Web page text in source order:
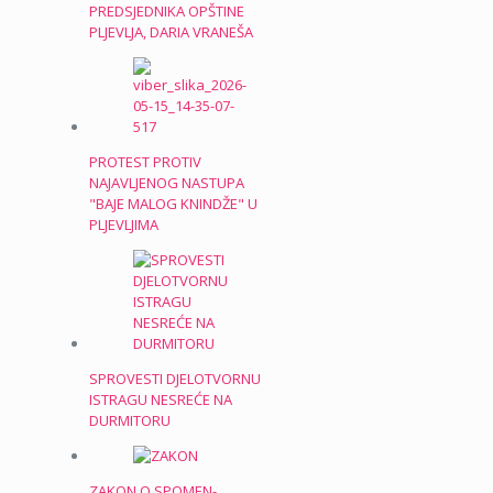
PREDSJEDNIKA OPŠTINE
PLJEVLJA, DARIA VRANEŠA
PROTEST PROTIV
NAJAVLJENOG NASTUPA
"BAJE MALOG KNINDŽE" U
PLJEVLJIMA
SPROVESTI DJELOTVORNU
ISTRAGU NESREĆE NA
DURMITORU